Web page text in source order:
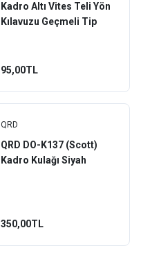
Kadro Altı Vites Teli Yön
Kılavuzu Geçmeli Tip
95,00TL
QRD
QRD DO-K137 (Scott)
Kadro Kulağı Siyah
350,00TL